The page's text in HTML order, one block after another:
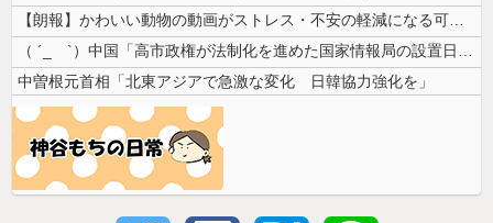
【朗報】かわいい動物の動画がストレス・不安の軽減になる可能性。英大学の...
（ ´_ゝ`）中国「高市政権が法制化を進めた国家情報局の設置日が7月3...
中曽根元首相「北東アジアで急激な変化 日韓協力強化を」